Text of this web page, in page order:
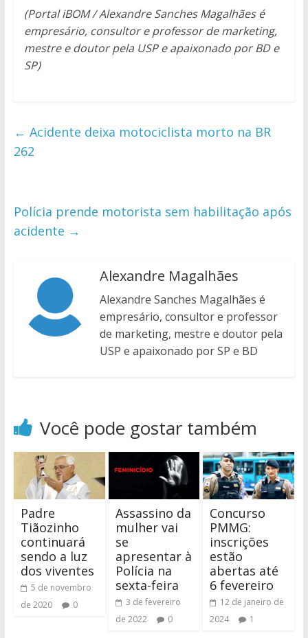
(Portal iBOM / Alexandre Sanches Magalhães é
empresário, consultor e professor de marketing,
mestre e doutor pela USP e apaixonado por BD e
SP)
← Acidente deixa motociclista morto na BR
262
Polícia prende motorista sem habilitação após
acidente →
Alexandre Magalhães
Alexandre Sanches Magalhães é
empresário, consultor e professor
de marketing, mestre e doutor pela
USP e apaixonado por SP e BD
Você pode gostar também
Padre
Tiãozinho
continuará
sendo a luz
dos viventes
5 de novembro
de 2020
0
Assassino da
mulher vai
se
apresentar à
Polícia na
sexta-feira
3 de fevereiro
de 2022
0
Concurso
PMMG:
inscrições
estão
abertas até
6 fevereiro
12 de janeiro de
2024
1